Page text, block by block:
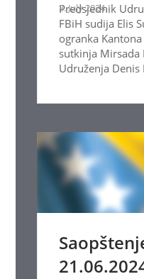
3. July 2024.
Predsjednik
FBiH sudija Elis
ogranka
sutkinja Mirsada
Udruženja Denis